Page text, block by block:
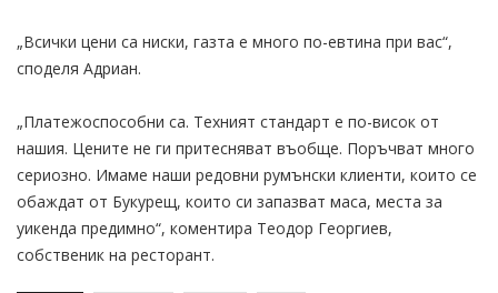
„Всички цени са ниски, газта е много по-евтина при вас“,
споделя Адриан.
„Платежоспособни са. Техният стандарт е по-висок от
нашия. Цените не ги притесняват въобще. Поръчват много
сериозно. Имаме наши редовни румънски клиенти, които се
обаждат от Букурещ, които си запазват маса, места за
уикенда предимно“, коментира Теодор Георгиев,
собственик на ресторант.